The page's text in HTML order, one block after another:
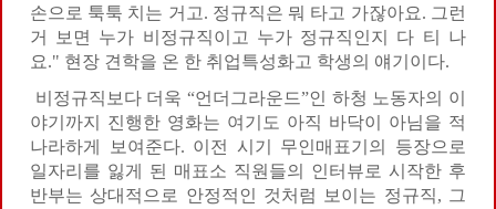
손으로 툭툭 치는 거고. 정규직은 뭐 타고 가잖아요. 그런
거 보면 누가 비정규직이고 누가 정규직인지 다 티 나
요." 현장 견학을 온 한 취업특성화고 학생의 얘기이다.
비정규직보다 더욱 “언더그라운드”인 하청 노동자의 이
야기까지 진행한 영화는 여기도 아직 바닥이 아님을 적
나라하게 보여준다. 이전 시기 무인매표기의 등장으로
일자리를 잃게 된 매표소 직원들의 인터뷰로 시작한 후
반부는 상대적으로 안정적인 것처럼 보이는 정규직, 그